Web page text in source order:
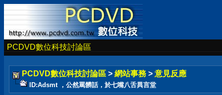
PCDVD數位科技討論區
PCDVD數位科技討論區 > 網站事務 > 意見反應
ID:Adsmt ，公然罵髒話，於七嘴八舌異言堂